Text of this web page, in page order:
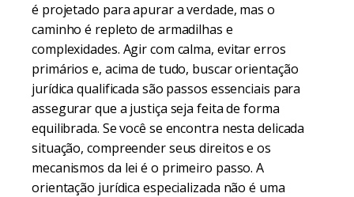
é projetado para apurar a verdade, mas o
caminho é repleto de armadilhas e
complexidades. Agir com calma, evitar erros
primários e, acima de tudo, buscar orientação
jurídica qualificada são passos essenciais para
assegurar que a justiça seja feita de forma
equilibrada. Se você se encontra nesta delicada
situação, compreender seus direitos e os
mecanismos da lei é o primeiro passo. A
orientação jurídica especializada não é uma